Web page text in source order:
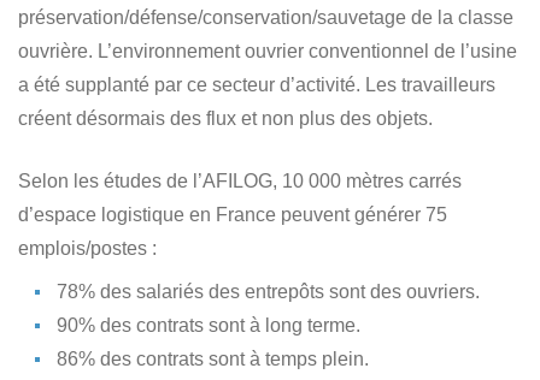
préservation/défense/conservation/sauvetage de la classe
ouvrière. L’environnement ouvrier conventionnel de l’usine
a été supplanté par ce secteur d’activité. Les travailleurs
créent désormais des flux et non plus des objets.
Selon les études de l’AFILOG, 10 000 mètres carrés
d’espace logistique en France peuvent générer 75
emplois/postes :
78% des salariés des entrepôts sont des ouvriers.
90% des contrats sont à long terme.
86% des contrats sont à temps plein.